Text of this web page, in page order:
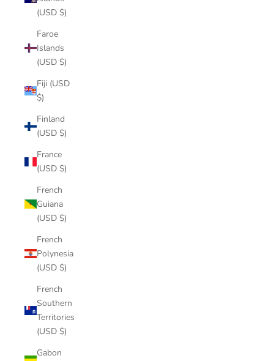
(USD $)
Faroe
Islands
(USD $)
Fiji (USD
$)
Finland
(USD $)
France
(USD $)
French
Guiana
(USD $)
French
Polynesia
(USD $)
French
Southern
Territories
(USD $)
Gabon